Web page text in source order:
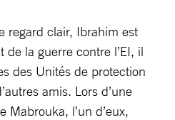
regard clair, Ibrahim est
la guerre contre l’EI, il
des Unités de protection
amis. Lors d’une
Mabrouka, l’un d’eux,